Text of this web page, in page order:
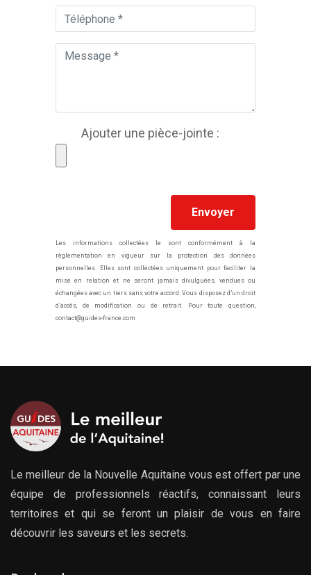
Ajouter une pièce-jointe :
Les informations collectées le sont conformément à la
règlementation en vigueur sur la protection des données
personnelles. Elles sont collectées uniquement pour faciliter la
mise en relation et ne seront jamais divulguées, vendues ou
échangées avec un tiers sans votre accord. Vous disposez d’un droit
d’accès, de modification ou de retrait. Pour toute question,
contact@guides-france.com
Le meilleur de la Nouvelle Aquitaine vous est offert par une
équipe de professionnels réactifs, connaissant leurs
territoires et qui se feront un plaisir de vous en faire
découvrir les saveurs et les secrets.